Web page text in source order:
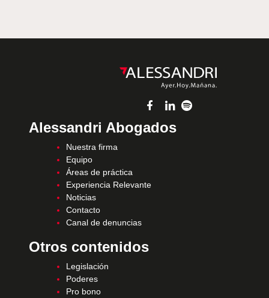
Alessandri Abogados
Nuestra firma
Equipo
Áreas de práctica
Experiencia Relevante
Noticias
Contacto
Canal de denuncias
Otros contenidos
Legislación
Poderes
Pro bono